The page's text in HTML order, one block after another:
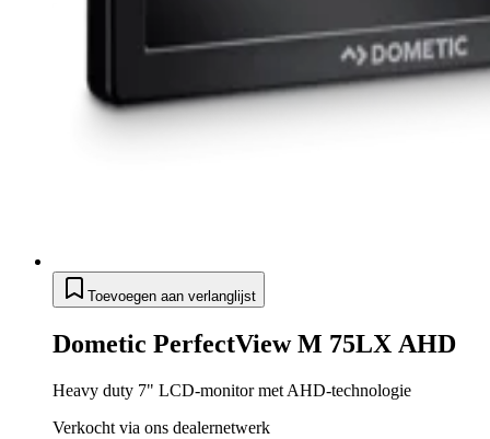
Toevoegen aan verlanglijst
Dometic PerfectView M 75LX AHD
Heavy duty 7" LCD-monitor met AHD-technologie
Verkocht via ons dealernetwerk